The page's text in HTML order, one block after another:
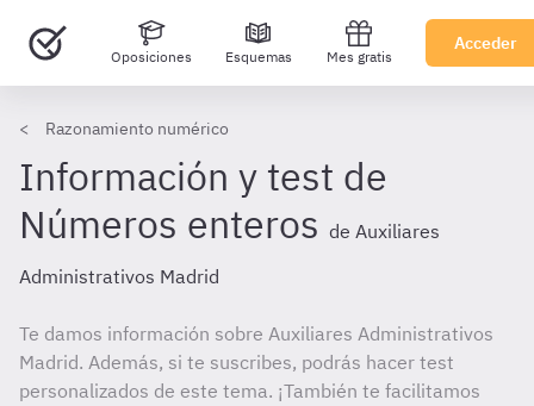
Oposiciones Esquemas Mes gratis
Acceder
Razonamiento numérico
Información y test de
Números enteros de Auxiliares
Administrativos Madrid
Te damos información sobre Auxiliares Administrativos
Madrid. Además, si te suscribes, podrás hacer test
personalizados de este tema. ¡También te facilitamos